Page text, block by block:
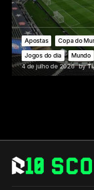
Apostas Copa do
Jogos do dia
Mundo
4 de julho de 2026 by